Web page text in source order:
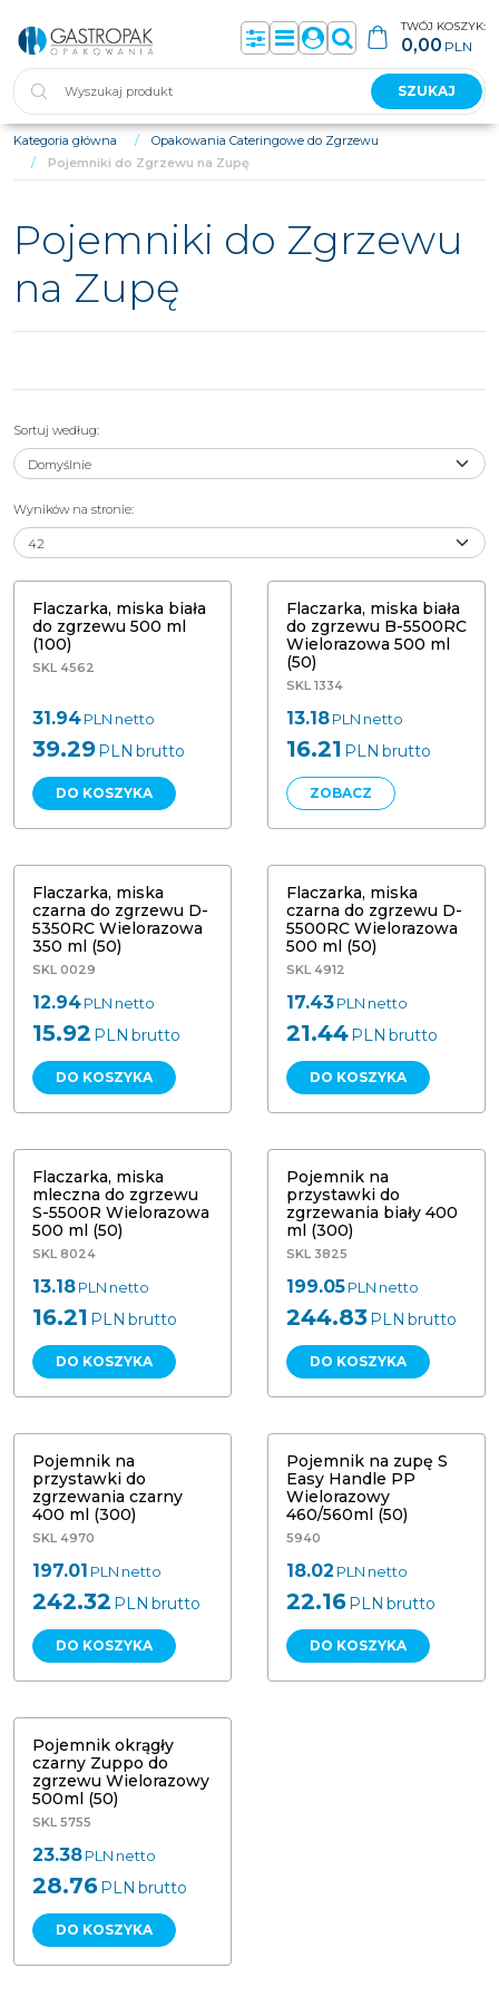
PanelMenuPanelSzukaj
SZUKAJ
TWÓJ KOSZYK:
0,00 PLN
Kategoria główna /
Opakowania Cateringowe do Zgrzewu
/
Pojemniki do Zgrzewu na Zupę
Pojemniki do Zgrzewu
na Zupę
Sortuj według:
Wyników na stronie:
Flaczarka, miska biała do zgrzewu
500 ml (100)
Flaczarka, miska biała
do zgrzewu 500 ml
(100)
SKL 4562
31.94PLN netto
39.29PLN brutto
DO KOSZYKA
Flaczarka, miska biała do zgrzewu
B-5500RC 500 ml (50) wielokrotnego
użytku
Flaczarka, miska biała
do zgrzewu B-5500RC
Wielorazowa 500 ml
(50)
SKL 1334
13.18PLN netto
16.21 PLN brutto
ZOBACZ
Flaczarka, miska czarna do zgrzewu
Flaczarka, miska
czarna do zgrzewu D-
5350RC Wielorazowa
350 ml (50)
SKL 0029
12.94PLN netto
15.92 PLN brutto
DO KOSZYKA
Flaczarka czarna do zgrzewu D-
5500RC 500 ml (50) wielokrotnego
Flaczarka, miska
czarna do zgrzewu D-
5500RC Wielorazowa
500 ml (50)
SKL 4912
17.43PLN netto
21.44PLN brutto
DO KOSZYKA
Flaczarka, miska mleczna do
zgrzewu S 5500 R Wielorazowa 500
Flaczarka, miska
mleczna do zgrzewu
S-5500R Wielorazowa
500 ml (50)
SKL 8024
13.18PLN netto
16.21 PLN brutto
DO KOSZYKA
Pojemnik na przystawki do
zgrzewania biały 400 ml (300) Duni
Pojemnik na
przystawki do
zgrzewania biały 400
ml (300)
SKL 3825
199.05PLN netto
244.83PLN brutto
DO KOSZYKA
Pojemnik na przystawki -
garmażeryjny, czarny 138/114/53 mm
Pojemnik na
przystawki do
zgrzewania czarny
400 ml (300)
SKL 4970
197.01 PLN netto
242.32 PLN brutto
DO KOSZYKA
Pojemnik na zupę S Easy Handle PP
Pojemnik na zupę S
Easy Handle PP
Wielorazowy
460/560ml (50)
5940
18.02 PLN netto
22.16PLN brutto
DO KOSZYKA
Pojemnik okrągły czarny Zuppo do
zgrzewu 500ml (50) wielokrotnego
Pojemnik okrągły
czarny Zuppo do
zgrzewu Wielorazowy
500ml (50)
SKL 5755
23.38PLN netto
28.76PLN brutto
DO KOSZYKA